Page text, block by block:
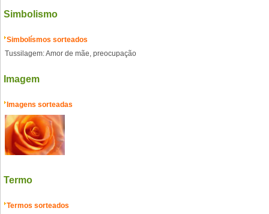
Simbolismo
Simbolísmos sorteados
Tussilagem: Amor de mãe, preocupação
Imagem
Imagens sorteadas
Termo
Termos sorteados